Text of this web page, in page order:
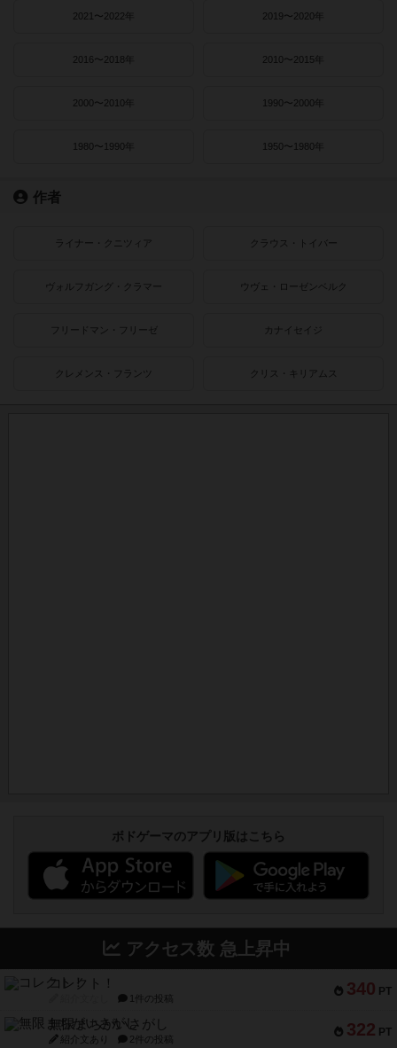
2021〜2022年 2019〜2020年
2016〜2018年 2010〜2015年
2000〜2010年 1990〜2000年
1980〜1990年 1950〜1980年
作者
ライナー・クニツィア クラウス・トイバー
ヴォルフガング・クラマー ウヴェ・ローゼンベルク
フリードマン・フリーゼ カナイセイジ
クレメンス・フランツ クリス・キリアムス
ボドゲーマのアプリ版はこちら
アクセス数 急上昇中
340 PT
コレクト！
1件の投稿
322 PT
無限まちがいさがし
紹介文あり 2件の投稿